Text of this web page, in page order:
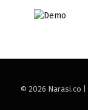
© 2026 Narasi.co |